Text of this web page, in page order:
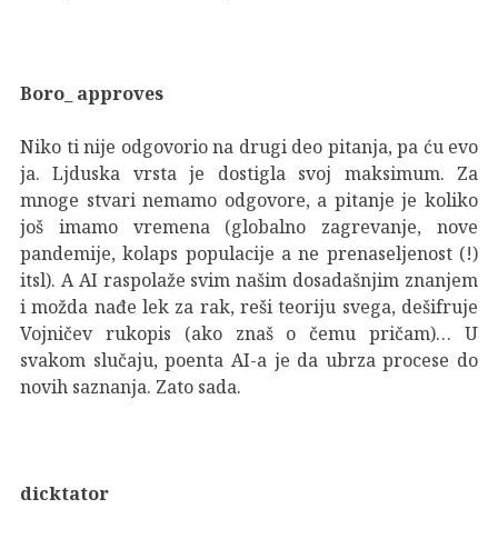
Boro_ approves
Niko ti nije odgovorio na drugi deo pitanja, pa ću evo
ja. Ljduska vrsta je dostigla svoj maksimum. Za
mnoge stvari nemamo odgovore, a pitanje je koliko
još imamo vremena (globalno zagrevanje, nove
pandemije, kolaps populacije a ne prenaseljenost (!)
itsl). A AI raspolaže svim našim dosadašnjim znanjem
i možda nađe lek za rak, reši teoriju svega, dešifruje
Vojničev rukopis (ako znaš o čemu pričam)… U
svakom slučaju, poenta AI-a je da ubrza procese do
novih saznanja. Zato sada.
dicktator